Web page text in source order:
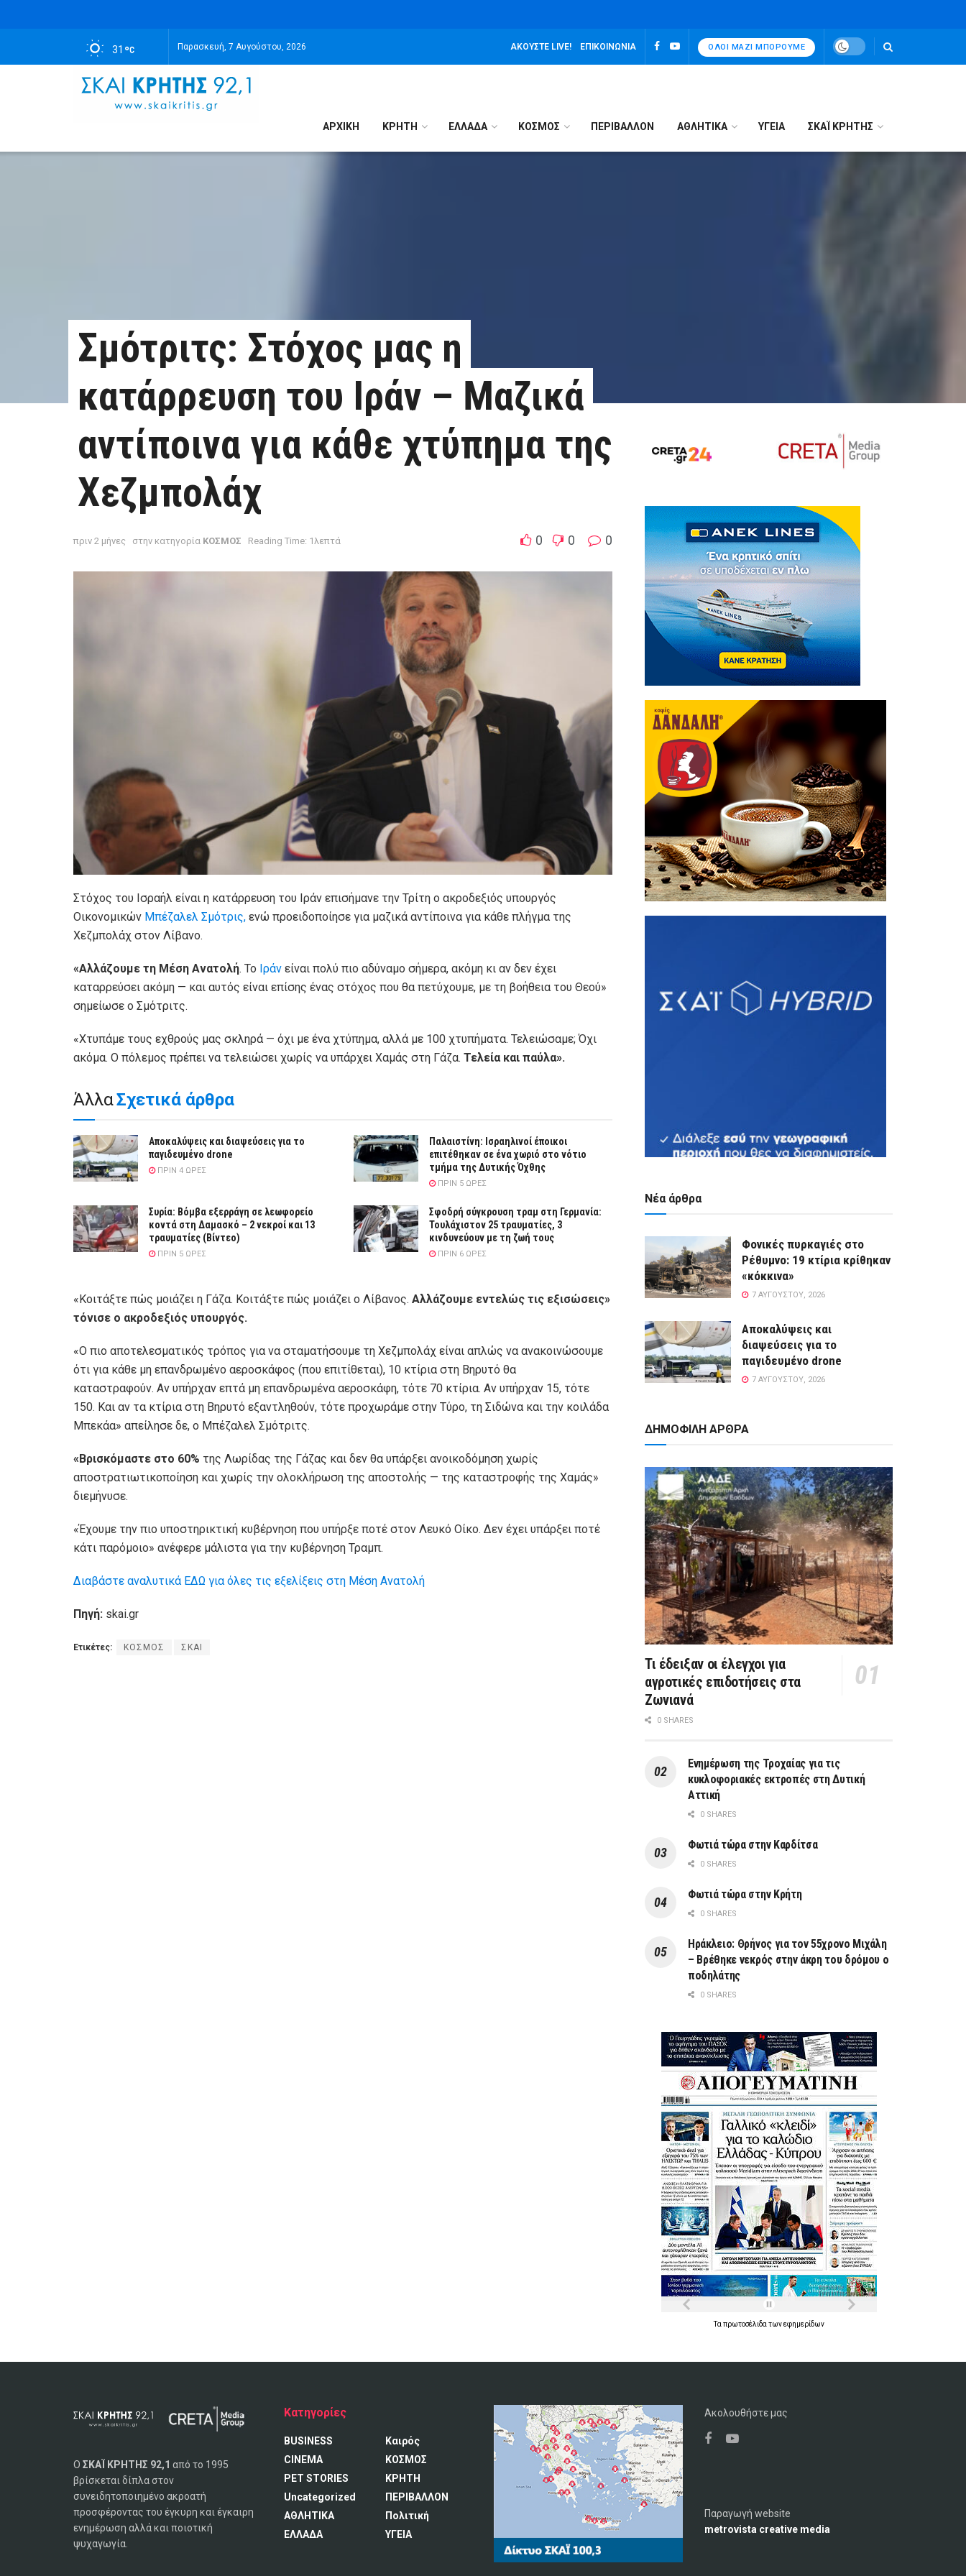
31 Παρασκευή, 7 Αυγούστου, 2026 ΑΚΟΎΣΤΕ LIVE! ΕΠΙΚΟΙΝΩΝΊΑ ΌΛΟΙ ΜΑΖΊ ΜΠΟΡΟΎΜΕ
ΑΡΧΙΚΉ ΚΡΗΤΗ ΕΛΛΑΔΑ ΚΟΣΜΟΣ ΠΕΡΙΒΑΛΛΟΝ ΑΘΛΗΤΙΚΑ ΥΓΕΙΑ ΣΚΑΪ ΚΡΗΤΗΣ
Σμότριτς: Στόχος μας η
κατάρρευση του Ιράν – Μαζικά
αντίποινα για κάθε χτύπημα της
Χεζμπολάχ
πριν 2 μήνες στην κατηγορία ΚΟΣΜΟΣ Reading Time: 1λεπτά 0 0 0
Στόχος του Ισραήλ είναι η κατάρρευση του Ιράν επισήμανε την Τρίτη ο ακροδεξιός υπουργός
Οικονομικών Μπέζαλελ Σμότρις, ενώ προειδοποίησε για μαζικά αντίποινα για κάθε πλήγμα της
Χεζμπολάχ στον Λίβανο.
«Αλλάζουμε τη Μέση Ανατολή. Το Ιράν είναι πολύ πιο αδύναμο σήμερα, ακόμη κι αν δεν έχει
καταρρεύσει ακόμη — και αυτός είναι επίσης ένας στόχος που θα πετύχουμε, με τη βοήθεια του Θεού»
σημείωσε ο Σμότριτς.
«Χτυπάμε τους εχθρούς μας σκληρά — όχι με ένα χτύπημα, αλλά με 100 χτυπήματα. Τελειώσαμε; Όχι
ακόμα. Ο πόλεμος πρέπει να τελειώσει χωρίς να υπάρχει Χαμάς στη Γάζα. Τελεία και παύλα».
ΆλλαΣχετικά άρθρα
Αποκαλύψεις και διαψεύσεις για το
παγιδευμένο drone
ΠΡΙΝ 4 ΏΡΕΣ
Παλαιστίνη: Ισραηλινοί έποικοι
επιτέθηκαν σε ένα χωριό στο νότιο
τμήμα της Δυτικής Όχθης
ΠΡΙΝ 5 ΏΡΕΣ
Συρία: Βόμβα εξερράγη σε λεωφορείο
κοντά στη Δαμασκό – 2 νεκροί και 13
τραυματίες (Βίντεο)
ΠΡΙΝ 5 ΏΡΕΣ
Σφοδρή σύγκρουση τραμ στη Γερμανία:
Τουλάχιστον 25 τραυματίες, 3
κινδυνεύουν με τη ζωή τους
ΠΡΙΝ 6 ΏΡΕΣ
«Κοιτάξτε πώς μοιάζει η Γάζα. Κοιτάξτε πώς μοιάζει ο Λίβανος. Αλλάζουμε εντελώς τις εξισώσεις»
τόνισε ο ακροδεξιός υπουργός.
«Ο πιο αποτελεσματικός τρόπος για να σταματήσουμε τη Χεζμπολάχ είναι απλώς να ανακοινώσουμε
ότι για κάθε μη επανδρωμένο αεροσκάφος (που επιτίθεται), 10 κτίρια στη Βηρυτό θα
καταστραφούν. Αν υπήρχαν επτά μη επανδρωμένα αεροσκάφη, τότε 70 κτίρια. Αν υπήρχαν 15, τότε
150. Και αν τα κτίρια στη Βηρυτό εξαντληθούν, τότε προχωράμε στην Τύρο, τη Σιδώνα και την κοιλάδα
Μπεκάα» απείλησε δε, ο Μπέζαλελ Σμότριτς.
«Βρισκόμαστε στο 60% της Λωρίδας της Γάζας και δεν θα υπάρξει ανοικοδόμηση χωρίς
αποστρατιωτικοποίηση και χωρίς την ολοκλήρωση της αποστολής — της καταστροφής της Χαμάς»
διεμήνυσε.
«Έχουμε την πιο υποστηρικτική κυβέρνηση που υπήρξε ποτέ στον Λευκό Οίκο. Δεν έχει υπάρξει ποτέ
κάτι παρόμοιο» ανέφερε μάλιστα για την κυβέρνηση Τραμπ.
Διαβάστε αναλυτικά ΕΔΩ για όλες τις εξελίξεις στη Μέση Ανατολή
Πηγή: skai.gr
Ετικέτες: ΚΟΣΜΟΣ ΣΚΑΙ
Νέα άρθρα
Φονικές πυρκαγιές στο
Ρέθυμνο: 19 κτίρια κρίθηκαν
«κόκκινα»
7 ΑΥΓΟΎΣΤΟΥ, 2026
Αποκαλύψεις και
διαψεύσεις για το
παγιδευμένο drone
7 ΑΥΓΟΎΣΤΟΥ, 2026
ΔΗΜΟΦΙΛΗ ΑΡΘΡΑ
Τι έδειξαν οι έλεγχοι για
αγροτικές επιδοτήσεις στα
Ζωνιανά
0 SHARES
Ενημέρωση της Τροχαίας για τις
κυκλοφοριακές εκτροπές στη Δυτική
Αττική
0 SHARES
Φωτιά τώρα στην Καρδίτσα
0 SHARES
Φωτιά τώρα στην Κρήτη
0 SHARES
Ηράκλειο: Θρήνος για τον 55χρονο Μιχάλη
– Βρέθηκε νεκρός στην άκρη του δρόμου ο
ποδηλάτης
0 SHARES
Τα πρωτοσέλιδα τωνεφημερίδων
Ο ΣΚΑΪ ΚΡΗΤΗΣ 92,1 από το 1995
βρίσκεται δίπλα στον
συνειδητοποιημένο ακροατή
προσφέροντας του έγκυρη και έγκαιρη
ενημέρωση αλλά και ποιοτική
ψυχαγωγία.
Κατηγορίες
BUSINESS
CINEMA
PET STORIES
Uncategorized
ΑΘΛΗΤΙΚΑ
ΕΛΛΑΔΑ
Καιρός
ΚΟΣΜΟΣ
ΚΡΗΤΗ
ΠΕΡΙΒΑΛΛΟΝ
Πολιτική
ΥΓΕΙΑ
Ακολουθήστε μας
Παραγωγή website
metrovista creative media